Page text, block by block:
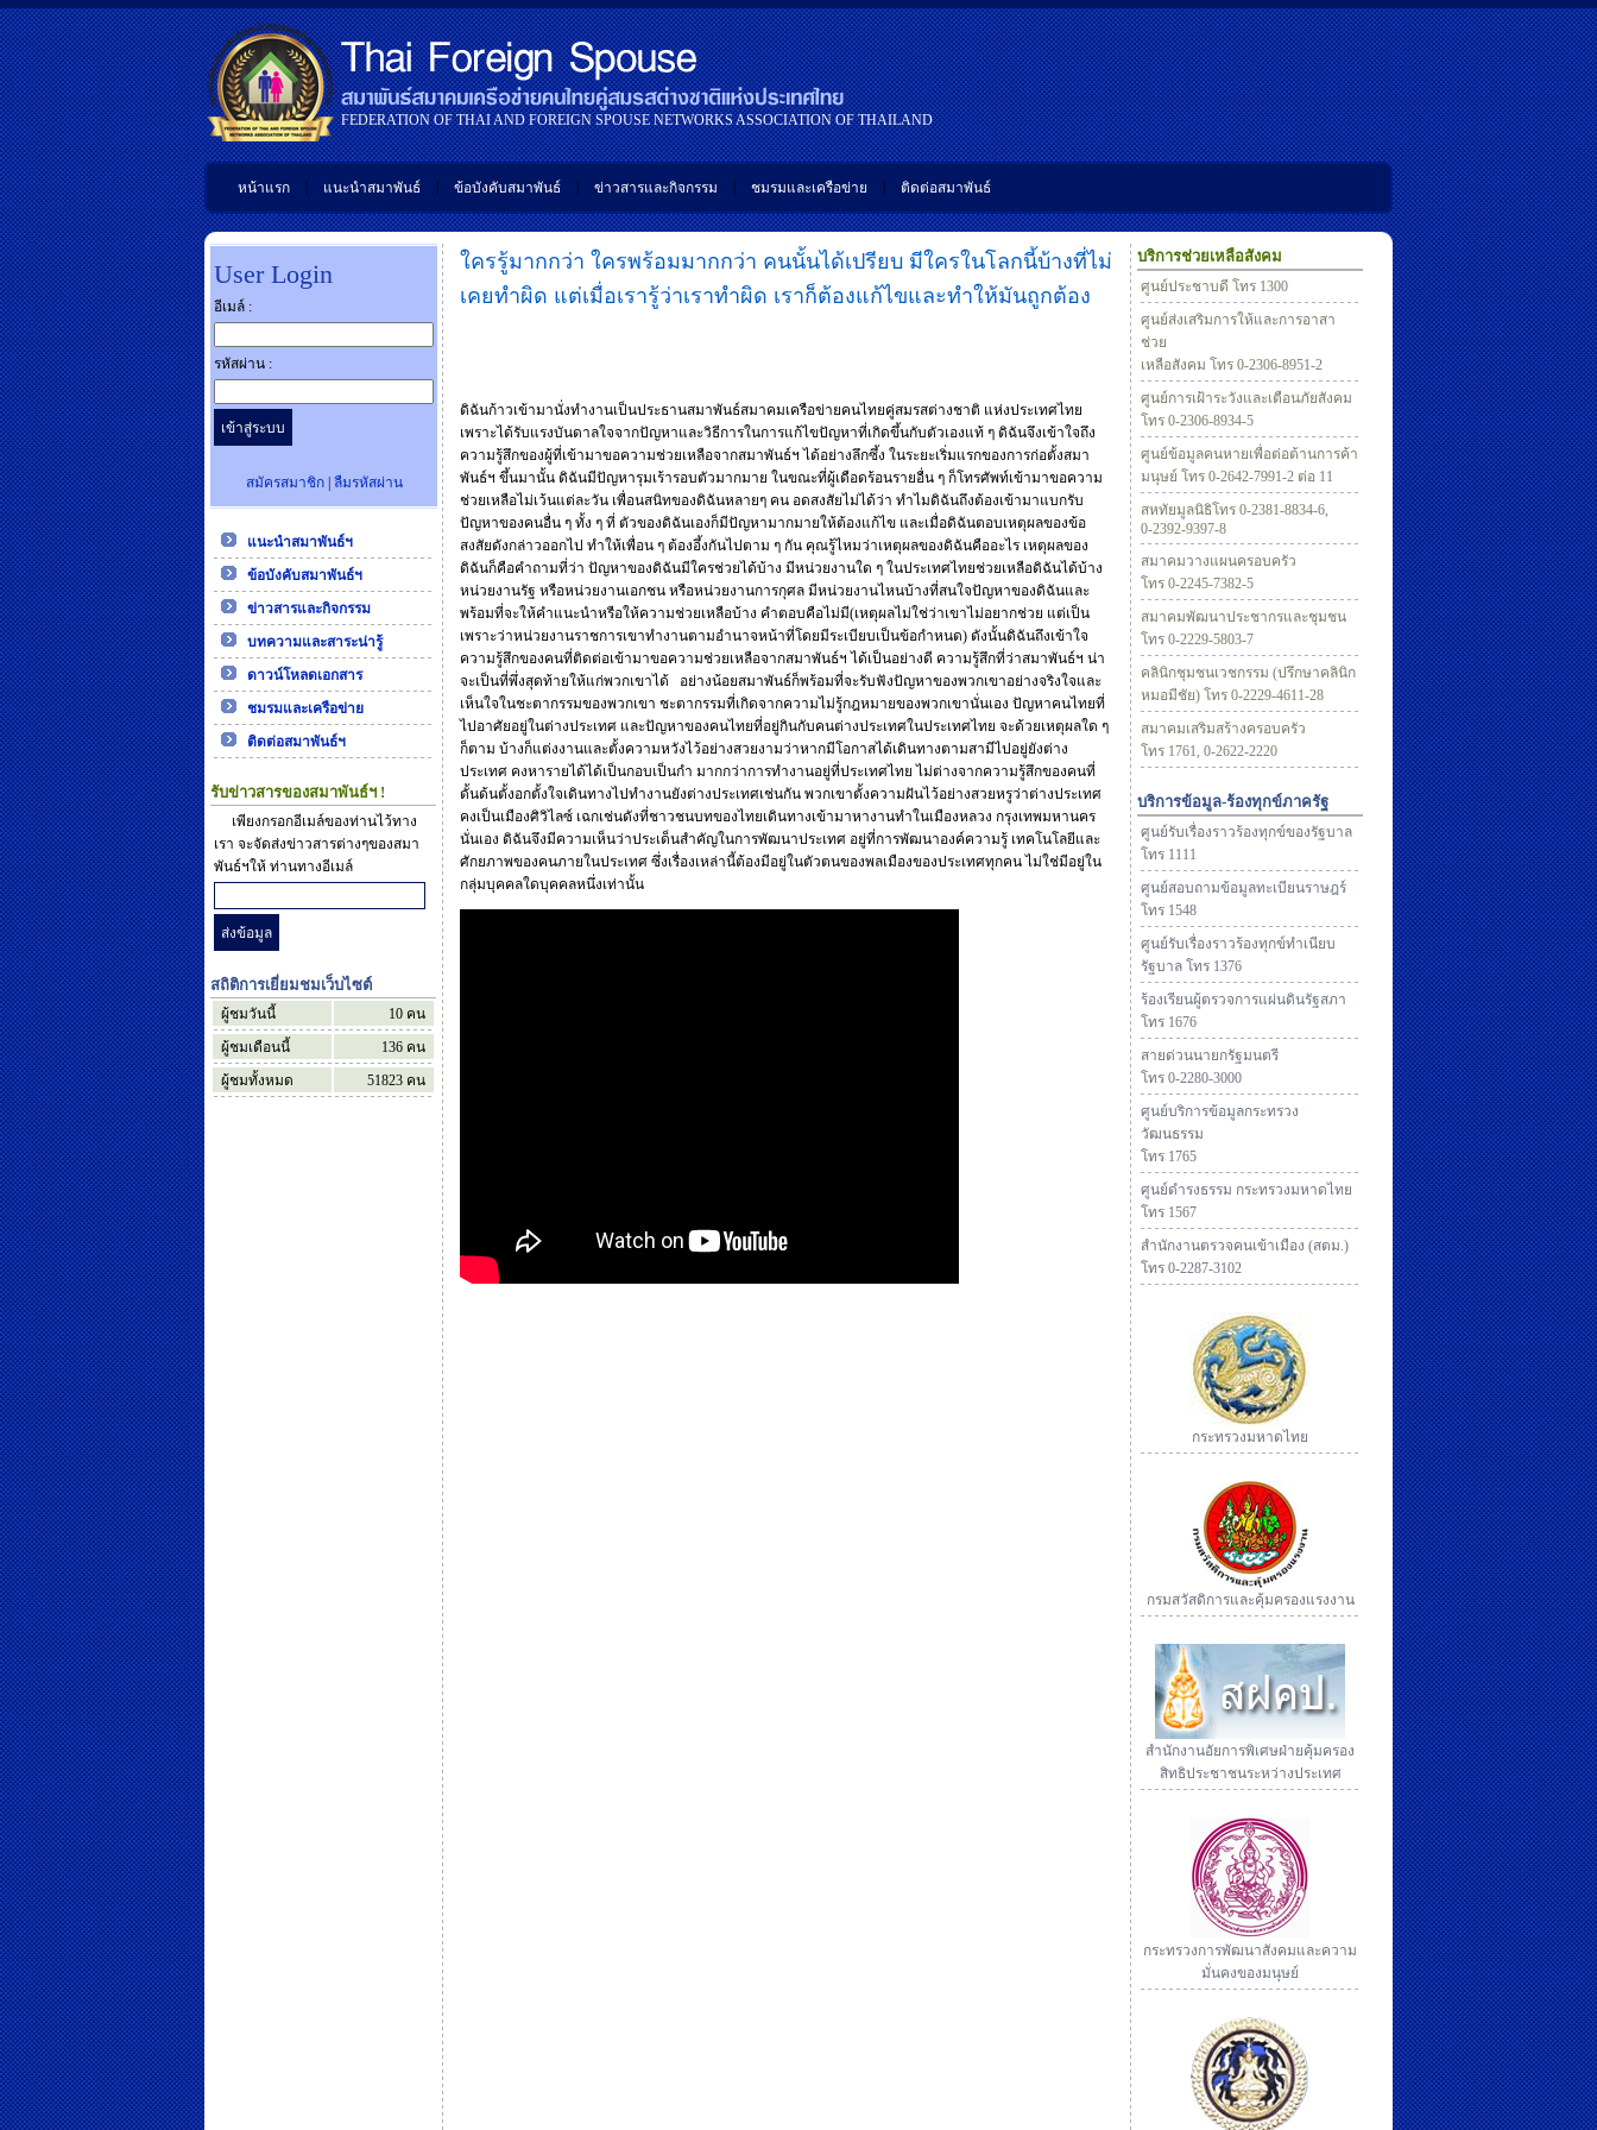
FEDERATION OF THAI AND FOREIGN SPOUSE NETWORKS ASSOCIATION OF THAILAND
หน้าแรก แนะนำสมาพันธ์ ข้อบังคับสมาพันธ์ ข่าวสารและกิจกรรม ชมรมและเครือข่าย ติดต่อสมาพันธ์
User Login
อีเมล์ :
รหัสผ่าน :
สมัครสมาชิก| ลืมรหัสผ่าน
แนะนำสมาพันธ์ฯ
ข้อบังคับสมาพันธ์ฯ
ข่าวสารและกิจกรรม
บทความและสาระน่ารู้
ดาวน์โหลดเอกสาร
ชมรมและเครือข่าย
ติดต่อสมาพันธ์ฯ
รับข่าวสารของสมาพันธ์ฯ !
เพียงกรอกอีเมล์ของท่านไว้ทาง
เรา จะจัดส่งข่าวสารต่างๆของสมา
พันธ์ฯให้ ท่านทางอีเมล์
สถิติการเยี่ยมชมเว็บไซต์
ผู้ชมวันนี้ 10 คน
ผู้ชมเดือนนี้
136 คน
ผู้ชมทั้งหมด
51823 คน
ใครรู้มากกว่า ใครพร้อมมากกว่า คนนั้นได้เปรียบ มีใครในโลกนี้บ้างที่ไม่
เคยทำผิด แต่เมื่อเรารู้ว่าเราทำผิด เราก็ต้องแก้ไขและทำให้มันถูกต้อง
ดิฉันก้าวเข้ามานั่งทำงานเป็นประธานสมาพันธ์สมาคมเครือข่ายคนไทยคู่สมรสต่างชาติ แห่งประเทศไทย
เพราะได้รับแรงบันดาลใจจากปัญหาและวิธีการในการแก้ไขปัญหาที่เกิดขึ้นกับตัวเองแท้ ๆ ดิฉันจึงเข้าใจถึง
ความรู้สึกของผู้ที่เข้ามาขอความช่วยเหลือจากสมาพันธ์ฯ ได้อย่างลึกซึ้ง ในระยะเริ่มแรกของการก่อตั้งสมา
พันธ์ฯ ขึ้นมานั้น ดิฉันมีปัญหารุมเร้ารอบตัวมากมาย ในขณะที่ผู้เดือดร้อนรายอื่น ๆ ก็โทรศัพท์เข้ามาขอความ
ช่วยเหลือไม่เว้นแต่ละวัน เพื่อนสนิทของดิฉันหลายๆ คน อดสงสัยไม่ได้ว่า ทำไมดิฉันถึงต้องเข้ามาแบกรับ
ปัญหาของคนอื่น ๆ ทั้ง ๆ ที่ ตัวของดิฉันเองก็มีปัญหามากมายให้ต้องแก้ไข และเมื่อดิฉันตอบเหตุผลของข้อ
สงสัยดังกล่าวออกไป ทำให้เพื่อน ๆ ต้องอึ้งกันไปตาม ๆ กัน คุณรู้ไหมว่าเหตุผลของดิฉันคืออะไร เหตุผลของ
ดิฉันก็คือคำถามที่ว่า ปัญหาของดิฉันมีใครช่วยได้บ้าง มีหน่วยงานใด ๆ ในประเทศไทยช่วยเหลือดิฉันได้บ้าง
หน่วยงานรัฐ หรือหน่วยงานเอกชน หรือหน่วยงานการกุศล มีหน่วยงานไหนบ้างที่สนใจปัญหาของดิฉันและ
พร้อมที่จะให้คำแนะนำหรือให้ความช่วยเหลือบ้าง คำตอบคือไม่มี(เหตุผลไม่ใช่ว่าเขาไม่อยากช่วย แต่เป็น
เพราะว่าหน่วยงานราชการเขาทำงานตามอำนาจหน้าที่โดยมีระเบียบเป็นข้อกำหนด) ดังนั้นดิฉันถึงเข้าใจ
ความรู้สึกของคนที่ติดต่อเข้ามาขอความช่วยเหลือจากสมาพันธ์ฯ ได้เป็นอย่างดี ความรู้สึกที่ว่าสมาพันธ์ฯ น่า
จะเป็นที่พึ่งสุดท้ายให้แก่พวกเขาได้ อย่างน้อยสมาพันธ์ก็พร้อมที่จะรับฟังปัญหาของพวกเขาอย่างจริงใจและ
เห็นใจในชะตากรรมของพวกเขา ชะตากรรมที่เกิดจากความไม่รู้กฎหมายของพวกเขานั่นเอง ปัญหาคนไทยที่
ไปอาศัยอยู่ในต่างประเทศ และปัญหาของคนไทยที่อยู่กินกับคนต่างประเทศในประเทศไทย จะด้วยเหตุผลใด ๆ
ก็ตาม บ้างก็แต่งงานและตั้งความหวังไว้อย่างสวยงามว่าหากมีโอกาสได้เดินทางตามสามีไปอยู่ยังต่าง
ประเทศ คงหารายได้ได้เป็นกอบเป็นกำ มากกว่าการทำงานอยู่ที่ประเทศไทย ไม่ต่างจากความรู้สึกของคนที่
ดั้นด้นตั้งอกตั้งใจเดินทางไปทำงานยังต่างประเทศเช่นกัน พวกเขาตั้งความฝันไว้อย่างสวยหรูว่าต่างประเทศ
คงเป็นเมืองศิวิไลซ์ เฉกเช่นดังที่ชาวชนบทของไทยเดินทางเข้ามาหางานทำในเมืองหลวง กรุงเทพมหานคร
นั่นเอง ดิฉันจึงมีความเห็นว่าประเด็นสำคัญในการพัฒนาประเทศ อยู่ที่การพัฒนาองค์ความรู้ เทคโนโลยีและ
ศักยภาพของคนภายในประเทศ ซึ่งเรื่องเหล่านี้ต้องมีอยู่ในตัวตนของพลเมืองของประเทศทุกคน ไม่ใช่มีอยู่ใน
กลุ่มบุคคลใดบุคคลหนึ่งเท่านั้น
บริการช่วยเหลือสังคม
ศูนย์ประชาบดี โทร 1300
ศูนย์ส่งเสริมการให้และการอาสา
ช่วย
เหลือสังคม โทร 0-2306-8951-2
ศูนย์การเฝ้าระวังและเตือนภัยสังคม
โทร 0-2306-8934-5
ศูนย์ข้อมูลคนหายเพื่อต่อต้านการค้า
มนุษย์ โทร 0-2642-7991-2 ต่อ 11
สหทัยมูลนิธิโทร 0-2381-8834-6,
0-2392-9397-8
สมาคมวางแผนครอบครัว
โทร 0-2245-7382-5
สมาคมพัฒนาประชากรและชุมชน
โทร 0-2229-5803-7
คลินิกชุมชนเวชกรรม (ปรึกษาคลินิก
หมอมีชัย) โทร 0-2229-4611-28
สมาคมเสริมสร้างครอบครัว
โทร 1761, 0-2622-2220
บริการข้อมูล-ร้องทุกข์ภาครัฐ
ศูนย์รับเรื่องราวร้องทุกข์ของรัฐบาล
โทร 1111
ศูนย์สอบถามข้อมูลทะเบียนราษฎร์
โทร 1548
ศูนย์รับเรื่องราวร้องทุกข์ทำเนียบ
รัฐบาล โทร 1376
ร้องเรียนผู้ตรวจการแผ่นดินรัฐสภา
โทร 1676
สายด่วนนายกรัฐมนตรี
โทร 0-2280-3000
ศูนย์บริการข้อมูลกระทรวง
วัฒนธรรม
โทร 1765
ศูนย์ดำรงธรรม กระทรวงมหาดไทย
โทร 1567
สำนักงานตรวจคนเข้าเมือง (สตม.)
โทร 0-2287-3102
กระทรวงมหาดไทย
กรมสวัสดิการและคุ้มครองแรงงาน
สำนักงานอัยการพิเศษฝ่ายคุ้มครอง
สิทธิประชาชนระหว่างประเทศ
กระทรวงการพัฒนาสังคมและความ
มั่นคงของมนุษย์